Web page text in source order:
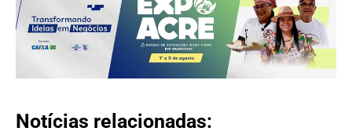
Notícias relacionadas: